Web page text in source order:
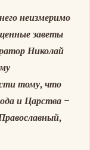
неизмеримо
заветы
Николай
тому, что
и Царства –